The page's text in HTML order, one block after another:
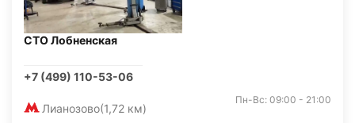
СТО Лобненская
+7 (499) 110-53-06
Лианозово(1,72 км)
Пн-Вс: 09:00 - 21:00